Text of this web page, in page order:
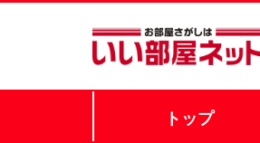
トップ